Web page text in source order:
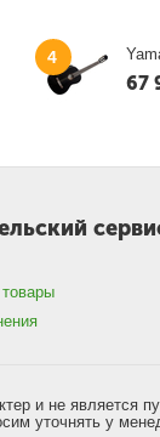
4
67
и не является
уточнять у